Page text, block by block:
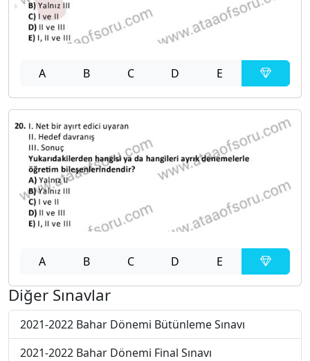
A B C D E
A B C D E
Diğer Sınavlar
2021-2022 Bahar Dönemi Bütünleme Sınavı
2021-2022 Bahar Dönemi Final Sınavı